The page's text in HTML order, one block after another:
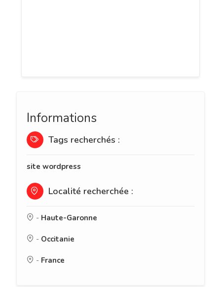
Informations
Tags recherchés :
site wordpress
Localité recherchée :
- Haute-Garonne
- Occitanie
- France